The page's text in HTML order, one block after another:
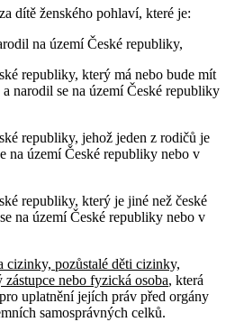
za dítě ženského pohlaví, které je:
na území České republiky,
republiky, který má nebo bude mít
narodil se na území České republiky
republiky, jehož jeden z rodičů je
na území České republiky nebo v
republiky, který je jiné než české
na území České republiky nebo v
cizinky, pozůstalé děti cizinky,
nebo fyzická osoba, která
uplatnění jejích práv před orgány
samosprávných celků.